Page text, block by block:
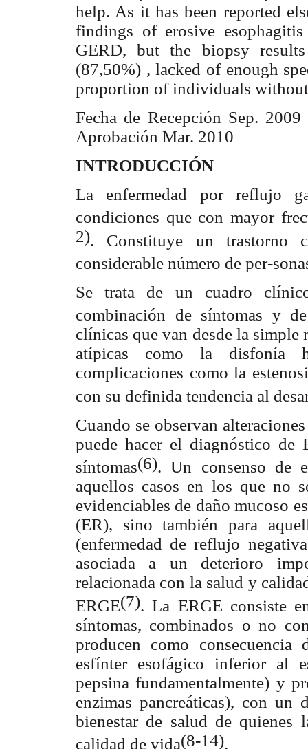
help. As it has been reported
findings of erosive
GERD, but the biopsy
(87,50%) , lacked of enough
proportion of individuals
Fecha de Recepción Sep.
Aprobación Mar. 2010
INTRODUCCIÓN
La enfermedad por reflujo
condiciones que con mayor
2). Constituye un trastorno
considerable número de per-
Se trata de un cuadro
combinación de síntomas y
clínicas que van desde la simple
atípicas como la disfonía
complicaciones como la
con su definida tendencia al
Cuando se observan
puede hacer el diagnóstico de
síntomas(6). Un consenso de
aquellos casos en los que no
evidenciables de daño mucoso
(ER), sino también para
(enfermedad de reflujo
asociada a un deterioro
relacionada con la salud y
ERGE(7). La ERGE consiste
síntomas, combinados o no
producen como
esfínter esofágico inferior al
pepsina fundamentalmente) y
enzimas pancreáticas), con un
bienestar de salud de
calidad de vida(8-14).